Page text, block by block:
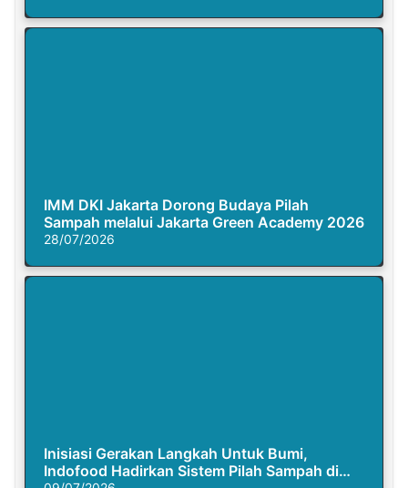
IMM DKI Jakarta Dorong Budaya Pilah
Sampah melalui Jakarta Green Academy 2026
28/07/2026
Inisiasi Gerakan Langkah Untuk Bumi,
Indofood Hadirkan Sistem Pilah Sampah di